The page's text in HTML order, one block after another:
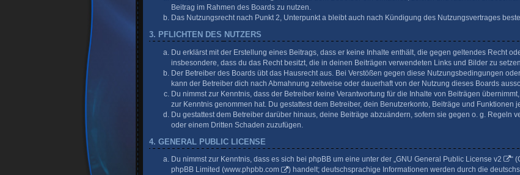
Beitrag im Rahmen des Boards zu nutzen.
Das Nutzungsrecht nach Punkt 2, Unterpunkt a bleibt auch nach Kündigung des Nutzungsvertrages
3. PFLICHTEN DES NUTZERS
Du erklärst mit der Erstellung eines Beitrags, dass er keine Inhalte enthält, die gegen geltendes Recht
insbesondere, dass du das Recht besitzt, die in deinen Beiträgen verwendeten Links und Bilder zu
Der Betreiber des Boards übt das Hausrecht aus. Bei Verstößen gegen diese Nutzungsbedingungen
kann der Betreiber dich nach Abmahnung zeitweise oder dauerhaft von der Nutzung dieses Boards
Du nimmst zur Kenntnis, dass der Betreiber keine Verantwortung für die Inhalte von Beiträgen
zur Kenntnis genommen hat. Du gestattest dem Betreiber, dein Benutzerkonto, Beiträge und Funktionen
Du gestattest dem Betreiber darüber hinaus, deine Beiträge abzuändern, sofern sie gegen o. g. Regeln
oder einem Dritten Schaden zuzufügen.
4. GENERAL PUBLIC LICENSE
Du nimmst zur Kenntnis, dass es sich bei phpBB um eine unter der „GNU General Public License v2
“
phpBB Limited (www.phpbb.com ) handelt; deutschsprachige Informationen werden durch die